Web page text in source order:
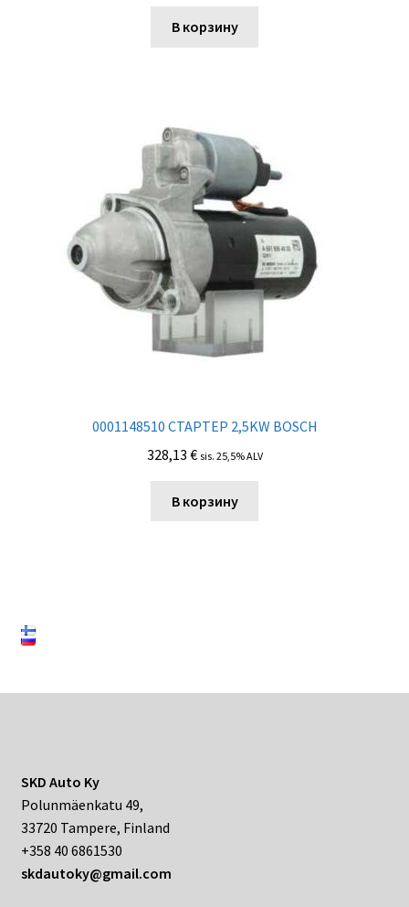
В корзину
0001148510 СТАРТЕР 2,5KW BOSCH
328,13 € sis. 25,5% ALV
В корзину
SKD Auto Ky
Polunmäenkatu 49,
33720 Tampere, Finland
+358 40 6861530
skdautoky@gmail.com